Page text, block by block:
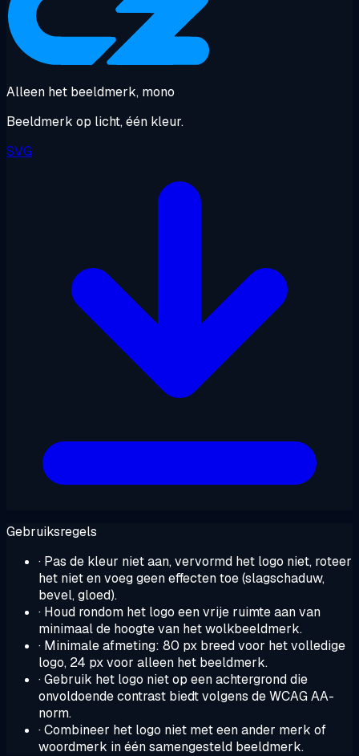
Alleen het beeldmerk, mono
Beeldmerk op licht, één kleur.
SVG
Gebruiksregels
· Pas de kleur niet aan, vervormd het logo niet, roteer
het niet en voeg geen effecten toe (slagschaduw,
bevel, gloed).
· Houd rondom het logo een vrije ruimte aan van
minimaal de hoogte van het wolkbeeldmerk.
· Minimale afmeting: 80 px breed voor het volledige
logo, 24 px voor alleen het beeldmerk.
· Gebruik het logo niet op een achtergrond die
onvoldoende contrast biedt volgens de WCAG AA-
norm.
· Combineer het logo niet met een ander merk of
woordmerk in één samengesteld beeldmerk.